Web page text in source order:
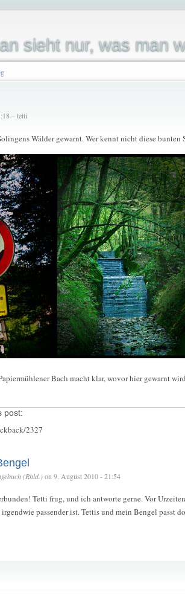
sieht nur, was man
– tetti
Wälder gewarnt. Wer kennt nicht diese
Bach macht klar, wovor hier gewarnt
post:
2327
(Rhld.)on 9. August 2010 - 21:54
Tetti frug, und ich antworte gerne. Vor
passender ist. Tettis und mein Bengel passt